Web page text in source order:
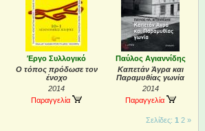
Έργο Συλλογικό
Ο τόπος πρόδωσε τον
ένοχο
2014
Παραγγελία
Παύλος Αγιαννίδης
Καπετάν Άγρα και
Παραμυθίας γωνία
2014
Παραγγελία
Σελίδες: 1 2 »